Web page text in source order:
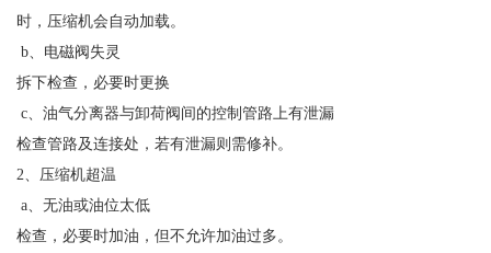
时，压缩机会自动加载。
b、电磁阀失灵
拆下检查，必要时更换
c、油气分离器与卸荷阀间的控制管路上有泄漏
检查管路及连接处，若有泄漏则需修补。
2、压缩机超温
a、无油或油位太低
检查，必要时加油，但不允许加油过多。